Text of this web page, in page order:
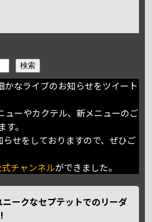
検索
かなライブのお知らせをツイート
ューやカクテル、新メニューのご
。
らせをしておりますので、ぜひご
チャンネルができました。
ークなセプテットでのリーダ